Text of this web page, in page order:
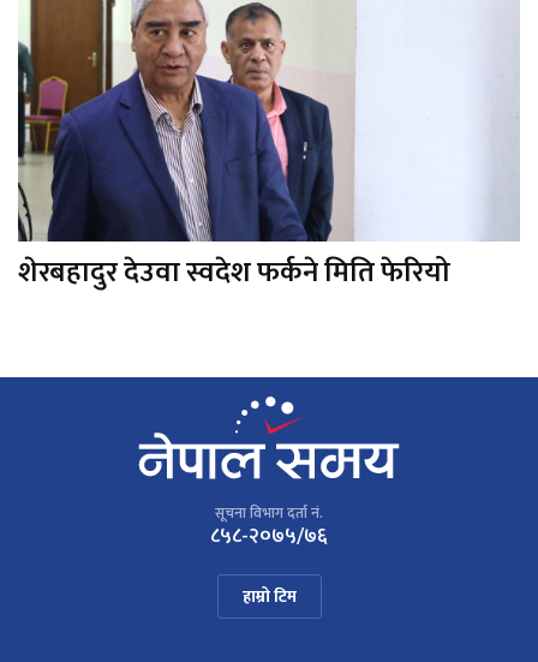
शेरबहादुर देउवा स्वदेश फर्कने मिति फेरियो
सूचना विभाग दर्ता नं.
८५८-२०७५/७६
हाम्रो टिम